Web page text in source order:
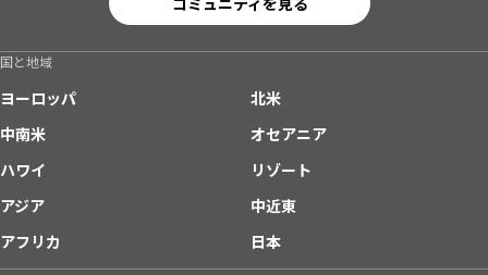
国と地域
ヨーロッパ
北米
中南米
オセアニア
ハワイ
リゾート
アジア
中近東
アフリカ
日本